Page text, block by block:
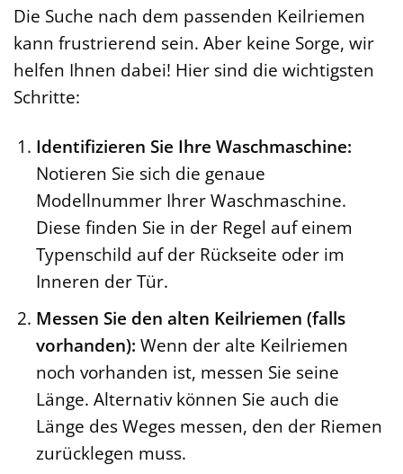
Die Suche nach dem passenden Keilriemen
kann frustrierend sein. Aber keine Sorge, wir
helfen Ihnen dabei! Hier sind die wichtigsten
Schritte:
Identifizieren Sie Ihre Waschmaschine:
Notieren Sie sich die genaue
Modellnummer Ihrer Waschmaschine.
Diese finden Sie in der Regel auf einem
Typenschild auf der Rückseite oder im
Inneren der Tür.
Messen Sie den alten Keilriemen (falls
vorhanden): Wenn der alte Keilriemen
noch vorhanden ist, messen Sie seine
Länge. Alternativ können Sie auch die
Länge des Weges messen, den der Riemen
zurücklegen muss.